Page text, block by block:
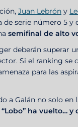
Juan Lebrón y
de serie número 5
semifinal de alto
deberán superar
Si el ranking
para las
a Galán no solo
“Lobo” ha vuelto…